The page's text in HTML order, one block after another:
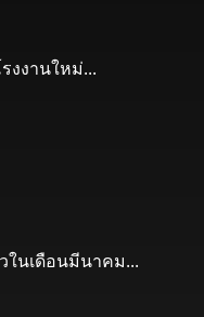
งงานใหม่...
ในเดือนมีนาคม...